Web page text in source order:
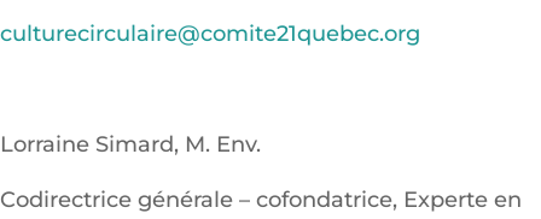
culturecirculaire@comite21quebec.org
Lorraine Simard, M. Env.
Codirectrice générale – cofondatrice, Experte en